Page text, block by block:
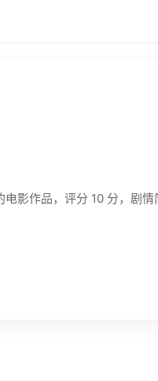
影作品，评分 10 分，剧情